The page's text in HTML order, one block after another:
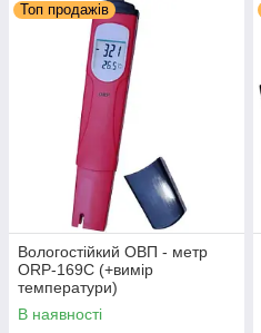
Топ продажів
Вологостійкий ОВП - метр
ORP-169С (+вимір
температури)
В наявності